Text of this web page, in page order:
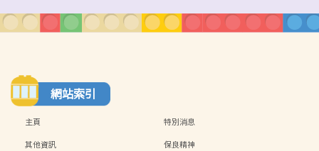
網站索引
主頁
特別消息
其他資訊
保良精神